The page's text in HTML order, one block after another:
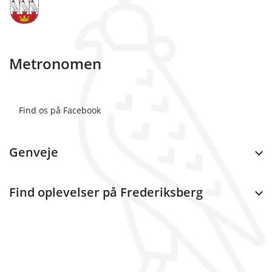
Metronomen
Find os på Facebook
Genveje
Find oplevelser på Frederiksberg